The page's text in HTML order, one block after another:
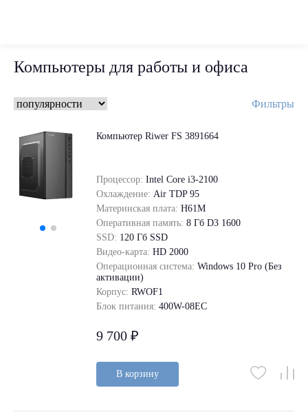
Компьютеры для работы и офиса
Фильтры
Компьютер Riwer FS 3891664
Процессор: Intel Core i3-2100
Охлаждение: Air TDP 95
Материнская плата: H61M
Оперативная память: 8 Гб D3 1600
SSD: 120 Гб SSD
Видео-карта: HD 2000
Операционная система: Windows 10 Pro (Без
активации)
Корпус: RWOF1
Блок питания: 400W-08EC
9 700 ₽
В корзину